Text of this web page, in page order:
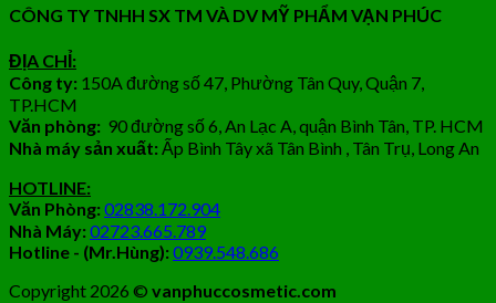
CÔNG TY TNHH SX TM VÀ DV MỸ PHẨM VẠN PHÚC
ĐỊA CHỈ:
Công ty: 150A đường số 47, Phường Tân Quy, Quận 7,
TP.HCM
Văn phòng: 90 đường số 6, An Lạc A, quận Bình Tân, TP. HCM
Nhà máy sản xuất:Ấp Bình Tây xã Tân Bình , Tân Trụ, Long An
HOTLINE:
Văn Phòng:02838.172.904
Nhà Máy:02723.665.789
Hotline - (Mr.Hùng):0939.548.686
Copyright 2026 © vanphuccosmetic.com